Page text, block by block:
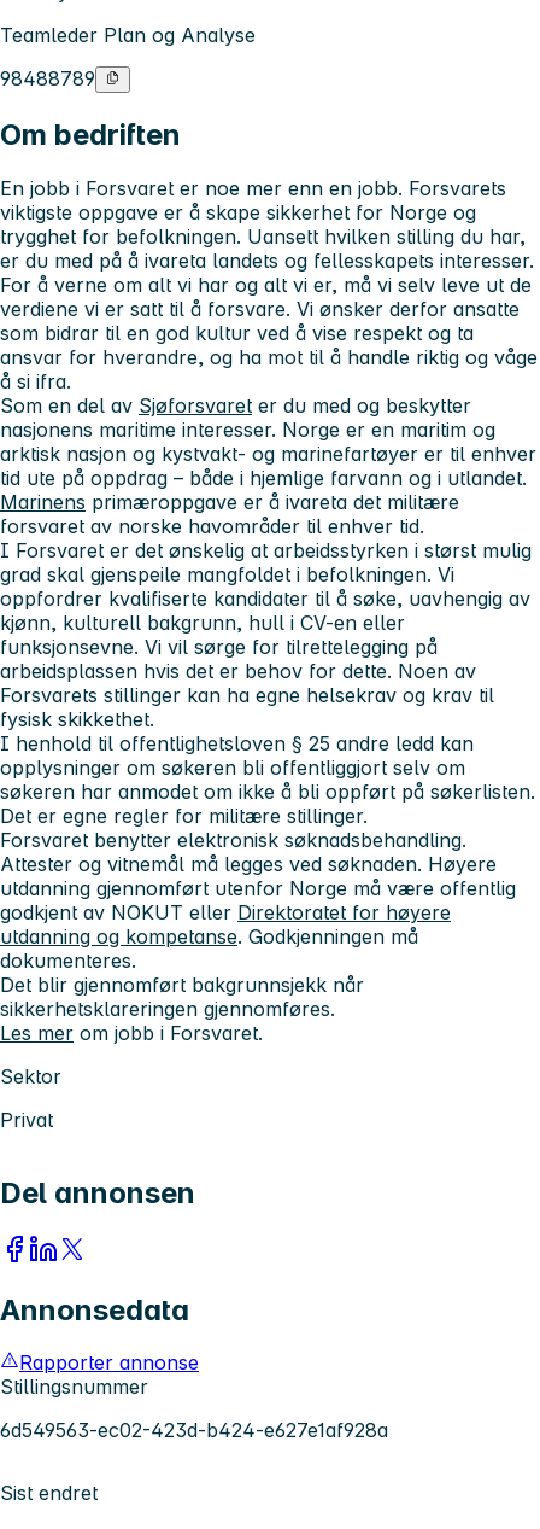
Teamleder Plan og Analyse
98488789
Om bedriften
En jobb i Forsvaret er noe mer enn en jobb. Forsvarets
viktigste oppgave er å skape sikkerhet for Norge og
trygghet for befolkningen. Uansett hvilken stilling du har,
er du med på å ivareta landets og fellesskapets interesser.
For å verne om alt vi har og alt vi er, må vi selv leve ut de
verdiene vi er satt til å forsvare. Vi ønsker derfor ansatte
som bidrar til en god kultur ved å vise respekt og ta
ansvar for hverandre, og ha mot til å handle riktig og våge
å si ifra.
Som en del av Sjøforsvaret er du med og beskytter
nasjonens maritime interesser. Norge er en maritim og
arktisk nasjon og kystvakt- og marinefartøyer er til enhver
tid ute på oppdrag – både i hjemlige farvann og i utlandet.
Marinens primæroppgave er å ivareta det militære
forsvaret av norske havområder til enhver tid.
I Forsvaret er det ønskelig at arbeidsstyrken i størst mulig
grad skal gjenspeile mangfoldet i befolkningen. Vi
oppfordrer kvalifiserte kandidater til å søke, uavhengig av
kjønn, kulturell bakgrunn, hull i CV-en eller
funksjonsevne. Vi vil sørge for tilrettelegging på
arbeidsplassen hvis det er behov for dette. Noen av
Forsvarets stillinger kan ha egne helsekrav og krav til
fysisk skikkethet.
I henhold til offentlighetsloven § 25 andre ledd kan
opplysninger om søkeren bli offentliggjort selv om
søkeren har anmodet om ikke å bli oppført på søkerlisten.
Det er egne regler for militære stillinger.
Forsvaret benytter elektronisk søknadsbehandling.
Attester og vitnemål må legges ved søknaden. Høyere
utdanning gjennomført utenfor Norge må være offentlig
godkjent av NOKUT eller Direktoratet for høyere
utdanning og kompetanse. Godkjenningen må
dokumenteres.
Det blir gjennomført bakgrunnsjekk når
sikkerhetsklareringen gjennomføres.
Les mer om jobb i Forsvaret.
Sektor
Privat
Del annonsen
Annonsedata
Rapporter annonse
Stillingsnummer
6d549563-ec02-423d-b424-e627e1af928a
Sist endret